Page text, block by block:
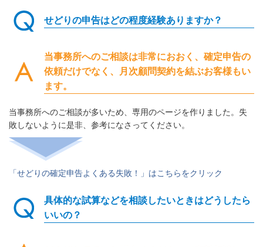
せどりの申告はどの程度経験ありますか？
当事務所へのご相談は非常におおく、確定申告の
依頼だけでなく、月次顧問契約を結ぶお客様もい
ます。
当事務所へのご相談が多いため、専用のページを作りました。失
敗しないように是非、参考になさってください。
「せどりの確定申告よくある失敗！」はこちらをクリック
具体的な試算などを相談したいときはどうしたら
いいの？